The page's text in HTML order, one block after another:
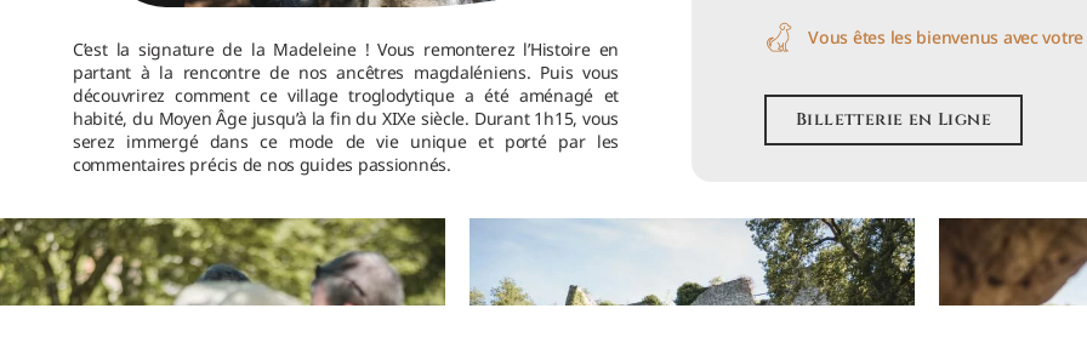
C’est la signature de la Madeleine ! Vous remonterez l’Histoire en
partant à la rencontre de nos ancêtres magdaléniens. Puis vous
découvrirez comment ce village troglodytique a été aménagé et
habité, du Moyen Âge jusqu’à la fin du XIXe siècle. Durant 1h15, vous
serez immergé dans ce mode de vie unique et porté par les
commentaires précis de nos guides passionnés.
Vous êtes les bienvenus avec
Billetterie en Ligne